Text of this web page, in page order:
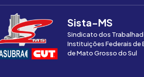
Sista-MS
Sindicato dos
Instituições Federais de
de Mato Grosso do Sul